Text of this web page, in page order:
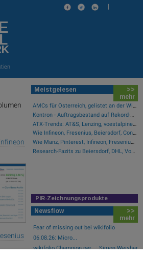
|
Meistgelesen
>>
mehr
AMCs für Österreich, gelistet an der Wiener Börse
Kontron - Auftragsbestand auf Rekord-Niveau
ATX-Trends: AT&S, Lenzing, voestalpine ...
Wie Infineon, Fresenius, Beiersdorf, Continental, Deutsche Post und Bayer für Gesprächsstoff im DAX sorgten
Wie Manz, Pinterest, Infineon, Fresenius, Glencore und Lenzing für Gesprächsstoff sorgten
Research-Fazits zu Beiersdorf, DHL, Vonovia, Hensoldt ...
PIR-Zeichnungsprodukte
Newsflow
>>
mehr
Fear of missing out bei wikifolio
06.08.26: Micro...
wikifolio Champion per ..: Simon Weishar